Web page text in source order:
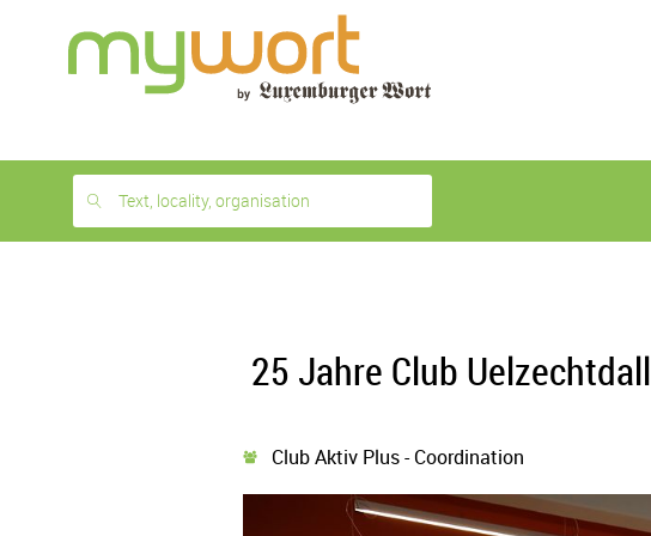
month
free
Text, locality, organisation
25 Jahre Club
Club Aktiv Plus - Coordination